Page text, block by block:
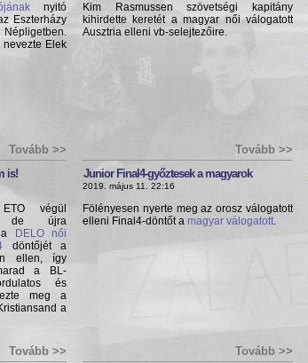
nyitó
Eszterházy
Népligetben.
nevezte Elek
Tovább >>
Kim Rasmussen szövetségi kapitány
kihirdette keretét a magyar női válogatott
Ausztria elleni vb-selejtezőire.
Tovább >>
is!
végül
de újra
a
DELO női
döntőjét a
ellen, így
a BL-
és
meg a
a
Tovább >>
Junior Final4-győztesek a magyarok
2019. május 11. 22:16
Fölényesen nyerte meg az orosz válogatott
elleni Final4-döntőt a magyar válogatott.
Tovább >>